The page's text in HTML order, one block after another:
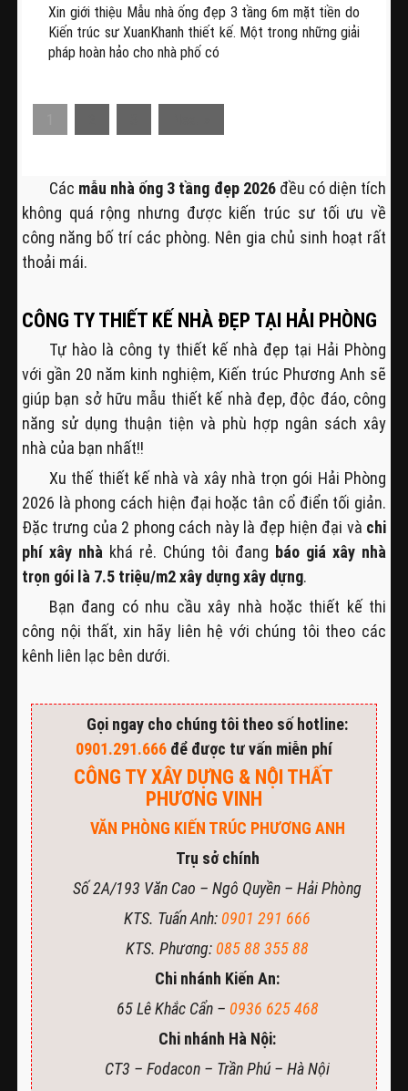
Xin giới thiệu Mẫu nhà ống đẹp 3 tầng 6m mặt tiền do
Kiến trúc sư XuanKhanh thiết kế. Một trong những giải
pháp hoàn hảo cho nhà phố có
Các mẫu nhà ống 3 tầng đẹp 2026đều có diện tích
không quá rộng nhưng được kiến trúc sư tối ưu về
công năng bố trí các phòng. Nên gia chủ sinh hoạt rất
thoải mái.
CÔNG TY THIẾT KẾ NHÀ ĐẸP TẠI HẢI PHÒNG
Tự hào là công ty thiết kế nhà đẹp tại Hải Phòng
với gần 20 năm kinh nghiệm, Kiến trúc Phương Anh sẽ
giúp bạn sở hữu mẫu thiết kế nhà đẹp, độc đáo, công
năng sử dụng thuận tiện và phù hợp ngân sách xây
nhà của bạn nhất!!
Xu thế thiết kế nhà và xây nhà trọn gói Hải Phòng
2026 là phong cách hiện đại hoặc tân cổ điển tối giản.
Đặc trưng của 2 phong cách này là đẹp hiện đại và chi
phí xây nhà khá rẻ. Chúng tôi đang báo giá xây nhà
trọn gói là 7.5 triệu/m2 xây dựng xây dựng.
Bạn đang có nhu cầu xây nhà hoặc thiết kế thi
công nội thất, xin hãy liên hệ với chúng tôi theo các
kênh liên lạc bên dưới.
Gọi ngay cho chúng tôi theo số hotline:
0901.291.666để được tư vấn miễn phí
CÔNG TY XÂY DỰNG & NỘI THẤT
PHƯƠNG VINH
VĂN PHÒNG KIẾN TRÚC PHƯƠNG ANH
Trụ sở chính
Số 2A/193 Văn Cao – Ngô Quyền – Hải Phòng
KTS. Tuấn Anh: 0901 291 666
KTS. Phương: 085 88 355 88
Chi nhánh Kiến An:
65 Lê Khắc Cẩn – 0936 625 468
Chi nhánh Hà Nội:
CT3 – Fodacon – Trần Phú – Hà Nội